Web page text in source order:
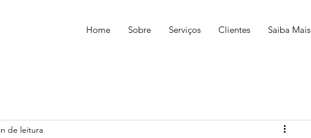
Home Sobre Serviços Clientes Saiba Mais
de leitura